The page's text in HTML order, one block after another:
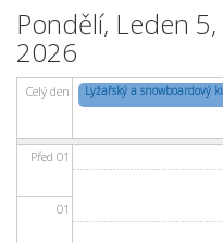
Pondělí, Leden 5,
2026
Celý den Lyžařský a snowboardový
Před 01
01